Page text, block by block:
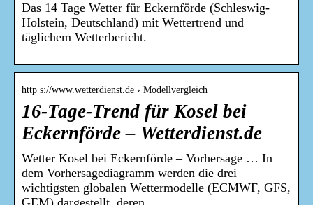
Das 14 Tage Wetter für Eckernförde (Schleswig-
Holstein, Deutschland) mit Wettertrend und
täglichem Wetterbericht.
http s://www.wetterdienst.de › Modellvergleich
16-Tage-Trend für Kosel bei
Eckernförde – Wetterdienst.de
Wetter Kosel bei Eckernförde – Vorhersage … In
dem Vorhersagediagramm werden die drei
wichtigsten globalen Wettermodelle (ECMWF, GFS,